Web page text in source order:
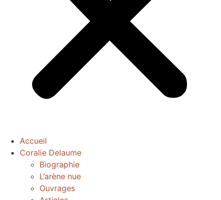
Accueil
Coralie Delaume
Biographie
L’arène nue
Ouvrages